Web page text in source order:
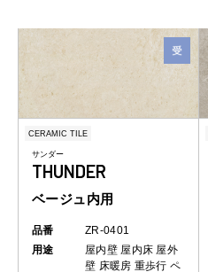
CERAMIC TILE
サンダー
THUNDER
ベージュ内用
品番
ZR-0401
用途
屋内壁 屋内床 屋外
壁 床暖房 重歩行 ペ